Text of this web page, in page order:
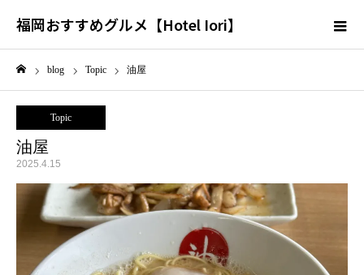
福岡おすすめグルメ【Hotel Iori】
blog Topic 油屋
Topic
油屋
2025.4.15